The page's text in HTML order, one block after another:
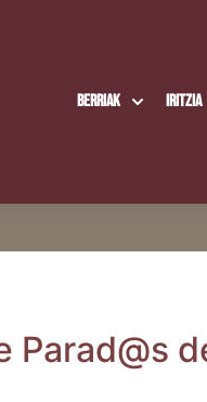
Berriak Iritzia
Parad@s